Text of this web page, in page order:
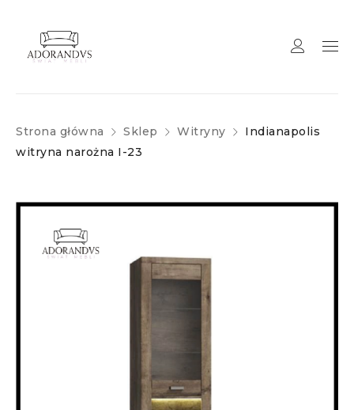
Strona główna Sklep Witryny
Indianapolis
witryna narożna I-23